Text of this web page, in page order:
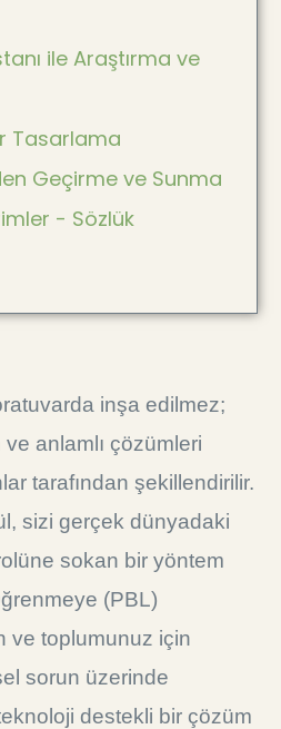
ile Araştırma ve
Tasarlama
Geçirme ve Sunma
- Sözlük
inşa edilmez;
anlamlı çözümleri
tarafından şekillendirilir.
sizi gerçek dünyadaki
sokan bir yöntem
(PBL)
ve toplumunuz için
sorun üzerinde
destekli bir çözüm